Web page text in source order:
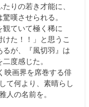
たりの若き才能に、
嘆させられる。
観ていて極く稀に
けた！！」と思うこ
るが、『風切羽』は
度感じた。
映画界を席巻する俳
て何より、素晴らし
人の名前を。